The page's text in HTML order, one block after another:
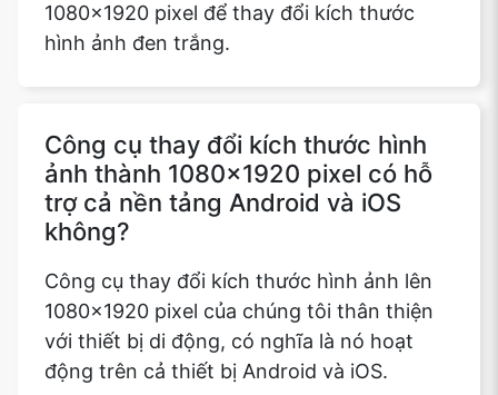
1080x1920 pixel để thay đổi kích thước
hình ảnh đen trắng.
Công cụ thay đổi kích thước hình
ảnh thành 1080x1920 pixel có hỗ
trợ cả nền tảng Android và iOS
không?
Công cụ thay đổi kích thước hình ảnh lên
1080x1920 pixel của chúng tôi thân thiện
với thiết bị di động, có nghĩa là nó hoạt
động trên cả thiết bị Android và iOS.